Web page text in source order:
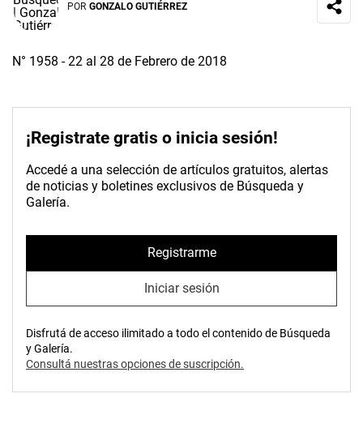
POR GONZALO GUTIÉRREZ
N° 1958 - 22 al 28 de Febrero de 2018
¡Registrate gratis o inicia sesión!
Accedé a una selección de artículos gratuitos, alertas
de noticias y boletines exclusivos de Búsqueda y
Galería.
Registrarme
Iniciar sesión
Disfrutá de acceso ilimitado a todo el contenido de Búsqueda
y Galería.
Consultá nuestras opciones de suscripción.